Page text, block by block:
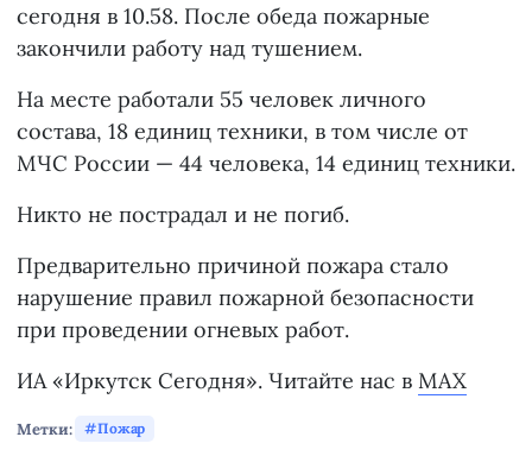
сегодня в 10.58. После обеда пожарные
закончили работу над тушением.
На месте работали 55 человек личного
состава, 18 единиц техники, в том числе от
МЧС России — 44 человека, 14 единиц техники.
Никто не пострадал и не погиб.
Предварительно причиной пожара стало
нарушение правил пожарной безопасности
при проведении огневых работ.
ИА «Иркутск Сегодня». Читайте нас в MAX
Метки: Пожар